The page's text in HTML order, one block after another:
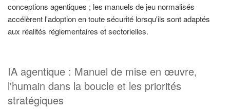
conceptions agentiques ; les manuels de jeu normalisés
accélèrent l'adoption en toute sécurité lorsqu'ils sont adaptés
aux réalités réglementaires et sectorielles.
IA agentique : Manuel de mise en œuvre,
l'humain dans la boucle et les priorités
stratégiques